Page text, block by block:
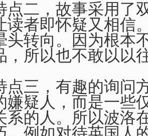
二，故事采用了
读者即怀疑又相信
头转向。因为根本
，所以也不敢以以
三，有趣的询问
嫌疑人，而是一些
系的人。所以波洛